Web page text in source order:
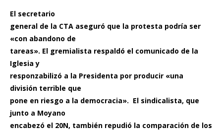
El secretario
general de la CTA aseguró que la protesta podría ser
«con abandono de
tareas». El gremialista respaldó el comunicado de la
Iglesia y
responzabilizó a la Presidenta por producir «una
división terrible que
pone en riesgo a la democracia». El sindicalista, que
junto a Moyano
encabezó el 20N, también repudió la comparación de los